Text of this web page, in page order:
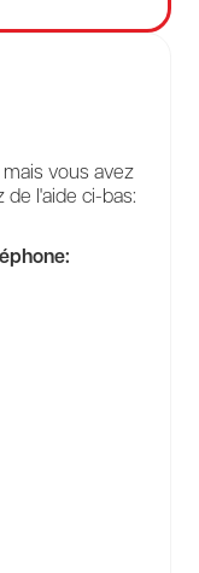
vous avez
de l'aide ci-bas: